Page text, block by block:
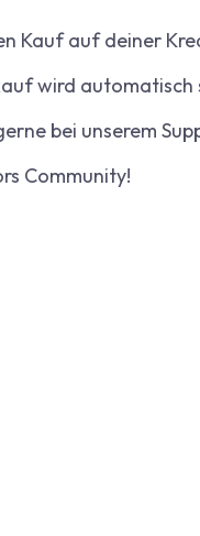
Kauf auf deiner
wird automatisch
bei unserem
Community!